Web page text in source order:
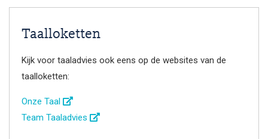
Taalloketten
Kijk voor taaladvies ook eens op de websites van de
taalloketten:
Onze Taal
Team Taaladvies